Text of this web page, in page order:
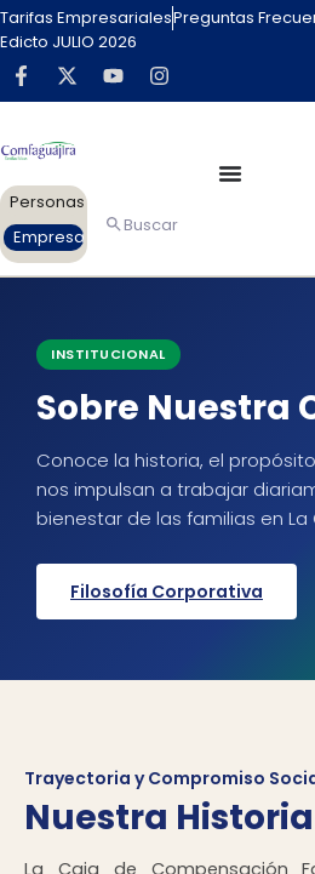
contenido
Tarifas EmpresarialesPreguntas
Edicto JULIO 2026
Personas
Empresas
Buscar
INSTITUCIONAL
Sobre Nuestra
Conoce la historia, el
nos impulsan a trabajar
bienestar de las familias en La
Filosofía Corporativa
Trayectoria y Compromiso
Nuestra Historia
La Caja de Compensación